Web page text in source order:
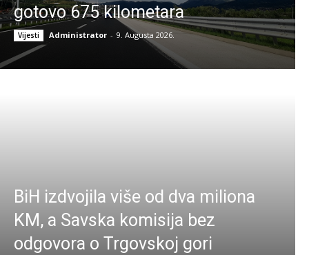
gotovo 675 kilometara
Vijesti Administrator - 9. Augusta 2026.
BiH izdvojila više od dva miliona
KM, a Savska komisija bez
odgovora o Trgovskoj gori